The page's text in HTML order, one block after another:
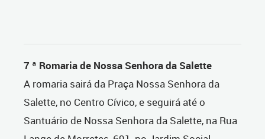
7 ª Romaria de Nossa Senhora da Salette
A romaria sairá da Praça Nossa Senhora da
Salette, no Centro Cívico, e seguirá até o
Santuário de Nossa Senhora da Salette, na Rua